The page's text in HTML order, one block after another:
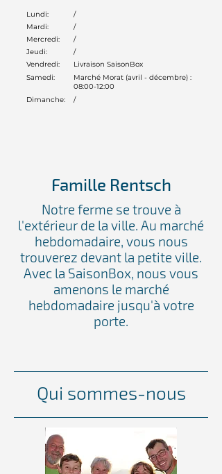
/
/
/
/
Livraison SaisonBox
Marché Morat (avril - décembre) :
08:00-12:00
/
Lundi:
Mardi:
Mercredi:
Jeudi:
Vendredi:
Samedi:
Dimanche:
Famille Rentsch
Notre ferme se trouve à
l'extérieur de la ville. Au marché
hebdomadaire, vous nous
trouverez devant la petite ville.
Avec la SaisonBox, nous vous
amenons le marché
hebdomadaire jusqu'à votre
porte.
Qui sommes-nous